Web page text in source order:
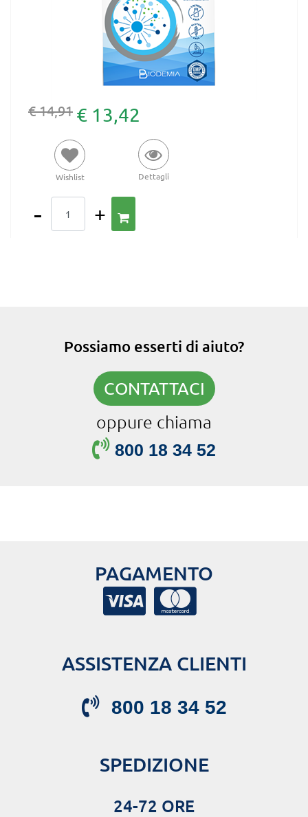
€ 14,91 € 13,42
Wishlist Dettagli
Possiamo esserti di aiuto?
CONTATTACI
oppure chiama
800 18 34 52
PAGAMENTO
ASSISTENZA CLIENTI
800 18 34 52
SPEDIZIONE
24-72 ORE